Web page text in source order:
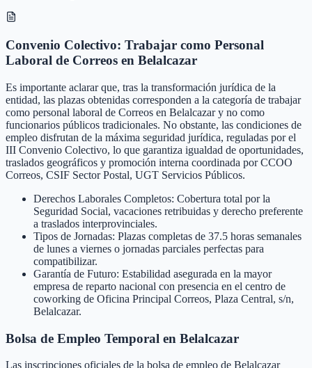
Convenio Colectivo: Trabajar como Personal
Laboral de Correos en Belalcazar
Es importante aclarar que, tras la transformación jurídica de la
entidad, las plazas obtenidas corresponden a la categoría de trabajar
como personal laboral de Correos en Belalcazar y no como
funcionarios públicos tradicionales. No obstante, las condiciones de
empleo disfrutan de la máxima seguridad jurídica, reguladas por el
III Convenio Colectivo, lo que garantiza igualdad de oportunidades,
traslados geográficos y promoción interna coordinada por CCOO
Correos, CSIF Sector Postal, UGT Servicios Públicos.
Derechos Laborales Completos: Cobertura total por la
Seguridad Social, vacaciones retribuidas y derecho preferente
a traslados interprovinciales.
Tipos de Jornadas: Plazas completas de 37.5 horas semanales
de lunes a viernes o jornadas parciales perfectas para
compatibilizar.
Garantía de Futuro: Estabilidad asegurada en la mayor
empresa de reparto nacional con presencia en el centro de
coworking de Oficina Principal Correos, Plaza Central, s/n,
Belalcazar.
Bolsa de Empleo Temporal en Belalcazar
Las inscripciones oficiales de la bolsa de empleo de Belalcazar